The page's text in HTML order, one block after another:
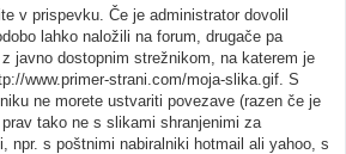
v prispevku. Če je administrator dovolil
lahko naložili na forum, drugače pa
javno dostopnim strežnikom, na katerem je
www.primer-strani.com/moja-slika.gif. S
ne morete ustvariti povezave (razen če je
tako ne s slikami shranjenimi za
npr. s poštnimi nabiralniki hotmail ali yahoo, s